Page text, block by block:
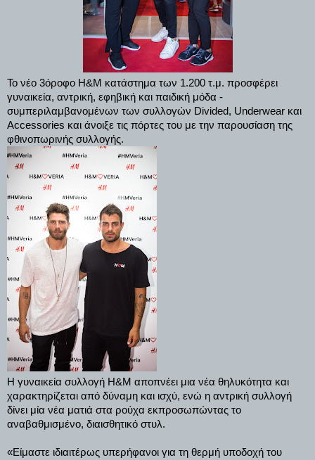
Το νέο 3όροφο H&M κατάστημα των 1.200 τ.μ. προσφέρει
γυναικεία, αντρική, εφηβική και παιδική μόδα -
συμπεριλαμβανομένων των συλλογών Divided, Underwear και
Accessories και άνοιξε τις πόρτες του με την παρουσίαση της
φθινοπωρινής συλλογής.
Η γυναικεία συλλογή H&M αποπνέει μια νέα θηλυκότητα και
χαρακτηρίζεται από δύναμη και ισχύ, ενώ η αντρική συλλογή
δίνει μία νέα ματιά στα ρούχα εκπροσωπώντας το
αναβαθμισμένο, διαισθητικό στυλ.
«Είμαστε ιδιαιτέρως υπερήφανοι για τη θερμή υποδοχή του